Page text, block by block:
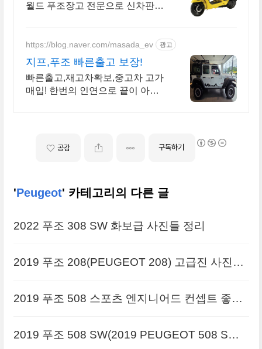
월드 푸조장고 전문으로 신차판매
https://blog.naver.com/masada_ev 광고
지프,푸조 빠른출고 보장!
빠른출고,재고차확보,중고차 고가
매입! 한번의 인연으로 끝이 아닌
공감 구독하기
'Peugeot' 카테고리의 다른 글
2022 푸조 308 SW 화보급 사진들 정리
2019 푸조 208(PEUGEOT 208) 고급진 사진들
2019 푸조 508 스포츠 엔지니어드 컨셉트 좋은
2019 푸조 508 SW(2019 PEUGEOT 508 SW)